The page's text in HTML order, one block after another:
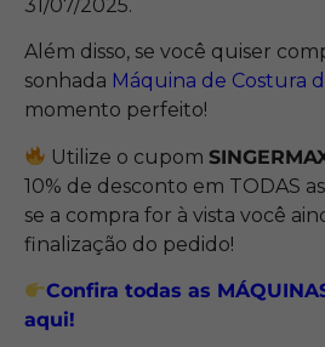
31/07/2025.
Além disso, se você quiser
sonhada Máquina de Costura
momento perfeito!
Utilize o cupom
10% de desconto em TODAS
se a compra for à vista você
finalização do pedido!
Confira todas as
aqui!